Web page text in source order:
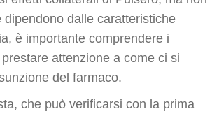
dipendono dalle caratteristiche
è importante comprendere i
attenzione a come ci si
del farmaco.
che può verificarsi con la prima